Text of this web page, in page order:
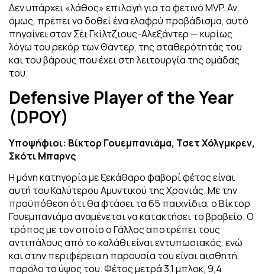
Δεν υπάρχει «λάθος» επιλογή για το φετινό MVP. Αν,
όμως, πρέπει να δοθεί ένα ελαφρύ προβάδισμα, αυτό
πηγαίνει στον Σέι Γκίλτζιους-Αλεξάντερ — κυρίως
λόγω του ρεκόρ των Θάντερ, της σταθερότητάς του
και του βάρους που έχει στη λειτουργία της ομάδας
του.
Defensive Player of the Year
(DPOY)
Υποψήφιοι: Βίκτορ Γουεμπανιάμα, Τσετ Χόλγμκρεν,
Σκότι Μπαρνς
Η μόνη κατηγορία με ξεκάθαρο φαβορί φέτος είναι
αυτή του Καλύτερου Αμυντικού της Χρονιάς. Με την
προϋπόθεση ότι θα φτάσει τα 65 παιχνίδια, ο Βίκτορ
Γουεμπανιάμα αναμένεται να κατακτήσει το βραβείο. Ο
τρόπος με τον οποίο ο Γάλλος αποτρέπει τους
αντιπάλους από το καλάθι είναι εντυπωσιακός, ενώ
και στην περιφέρεια η παρουσία του είναι αισθητή,
παρόλο το ύψος του. Φέτος μετρά 3,1 μπλοκ, 9,4